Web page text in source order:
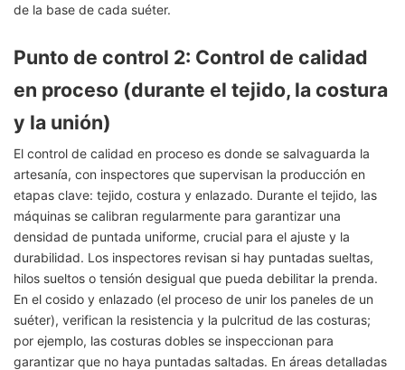
de la base de cada suéter.
Punto de control 2: Control de calidad
en proceso (durante el tejido, la costura
y la unión)
El control de calidad en proceso es donde se salvaguarda la
artesanía, con inspectores que supervisan la producción en
etapas clave: tejido, costura y enlazado. Durante el tejido, las
máquinas se calibran regularmente para garantizar una
densidad de puntada uniforme, crucial para el ajuste y la
durabilidad. Los inspectores revisan si hay puntadas sueltas,
hilos sueltos o tensión desigual que pueda debilitar la prenda.
En el cosido y enlazado (el proceso de unir los paneles de un
suéter), verifican la resistencia y la pulcritud de las costuras;
por ejemplo, las costuras dobles se inspeccionan para
garantizar que no haya puntadas saltadas. En áreas detalladas